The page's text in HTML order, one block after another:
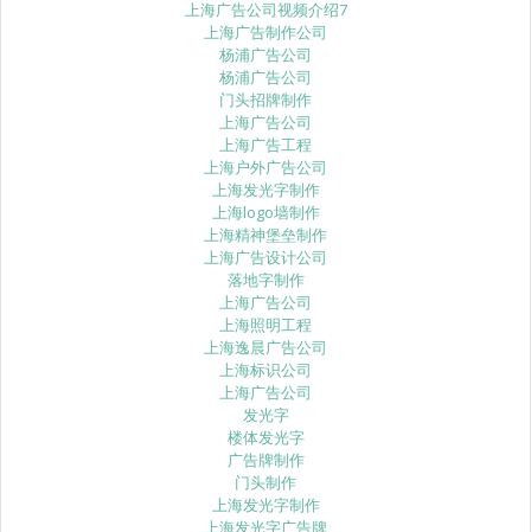
上海广告公司视频介绍7
上海广告制作公司
杨浦广告公司
杨浦广告公司
门头招牌制作
上海广告公司
上海广告工程
上海户外广告公司
上海发光字制作
上海logo墙制作
上海精神堡垒制作
上海广告设计公司
落地字制作
上海广告公司
上海照明工程
上海逸晨广告公司
上海标识公司
上海广告公司
发光字
楼体发光字
广告牌制作
门头制作
上海发光字制作
上海发光字广告牌